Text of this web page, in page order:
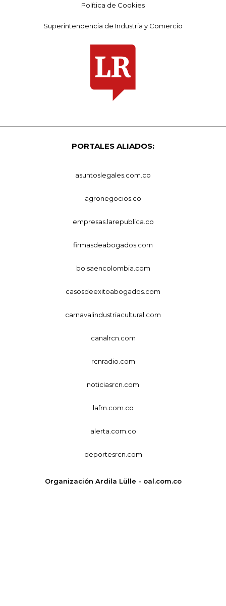
Política de Cookies
Superintendencia de Industria y Comercio
PORTALES ALIADOS:
asuntoslegales.com.co
agronegocios.co
empresas.larepublica.co
firmasdeabogados.com
bolsaencolombia.com
casosdeexitoabogados.com
carnavalindustriacultural.com
canalrcn.com
rcnradio.com
noticiasrcn.com
lafm.com.co
alerta.com.co
deportesrcn.com
Organización Ardila Lülle - oal.com.co